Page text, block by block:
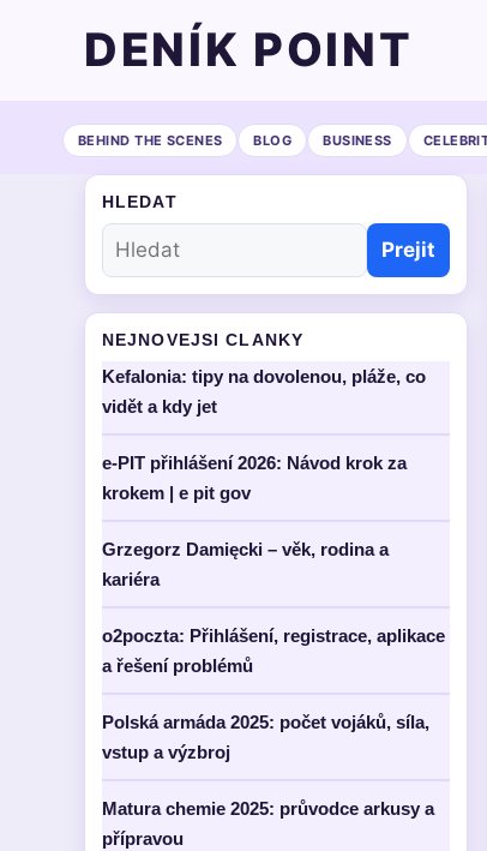
DENÍK POINT
BEHIND THE SCENES BLOG BUSINESS
HLEDAT
Prejit
NEJNOVEJSI CLANKY
Kefalonia: tipy na dovolenou, pláže, co
vidět a kdy jet
e-PIT přihlášení 2026: Návod krok za
krokem | e pit gov
Grzegorz Damięcki – věk, rodina a
kariéra
o2poczta: Přihlášení, registrace, aplikace
a řešení problémů
Polská armáda 2025: počet vojáků, síla,
vstup a výzbroj
Matura chemie 2025: průvodce arkusy a
přípravou